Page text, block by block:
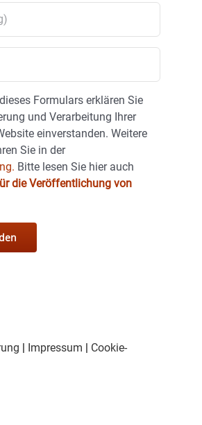
Formulars erklären Sie
und Verarbeitung Ihrer
einverstanden. Weitere
Sie in der
Bitte lesen Sie hier auch
die Veröffentlichung von
| Impressum | Cookie-